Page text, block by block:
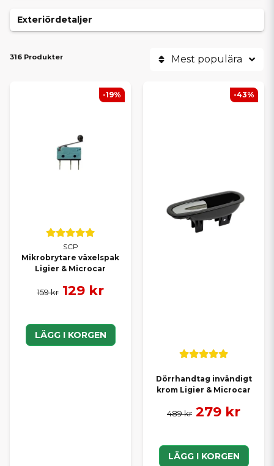
Exteriördetaljer
316 Produkter Mest populära
SCP
Mikrobrytare växelspak
Ligier & Microcar
159 kr 129 kr
LÄGG I KORGEN
-19%
Dörrhandtag invändigt
krom Ligier & Microcar
489 kr 279 kr
LÄGG I KORGEN
-43%